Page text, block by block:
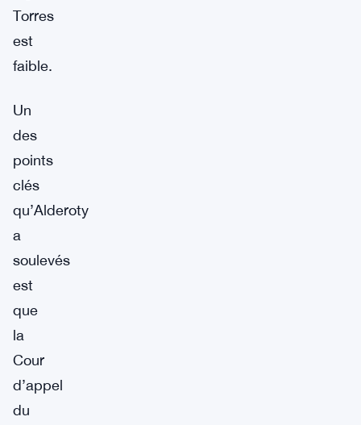
Torres
est
faible.
Un
des
points
clés
qu’Alderoty
a
soulevés
est
que
la
Cour
d’appel
du